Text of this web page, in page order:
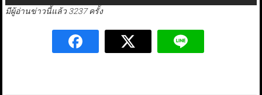
มีผู้อ่านข่าวนี้แล้ว 3237 ครั้ง